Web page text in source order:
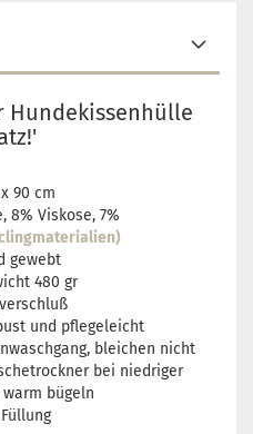
Hundekissenhülle
90 cm
8% Viskose, 7%
gewebt
480 gr
und pflegeleicht
bleichen nicht
bei niedriger
bügeln